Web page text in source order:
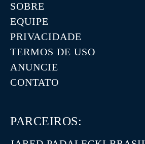
SOBRE
EQUIPE
PRIVACIDADE
TERMOS DE USO
ANUNCIE
CONTATO
PARCEIROS: